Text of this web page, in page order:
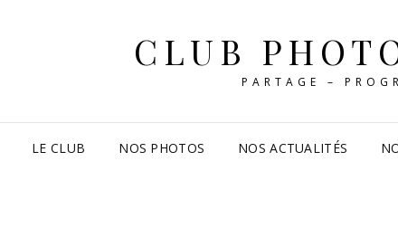
CLUB
PARTAGE –
LE CLUB NOS PHOTOS NOS ACTUALITÉS